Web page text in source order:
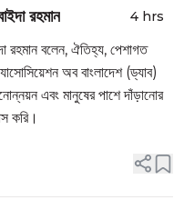
রহমান 4 hrs
রহমান বলেন, ঐতিহ্য, পেশাগত
অব বাংলাদেশ (ড্যাব)
এবং মানুষের পাশে দাঁড়ানোর
করি।